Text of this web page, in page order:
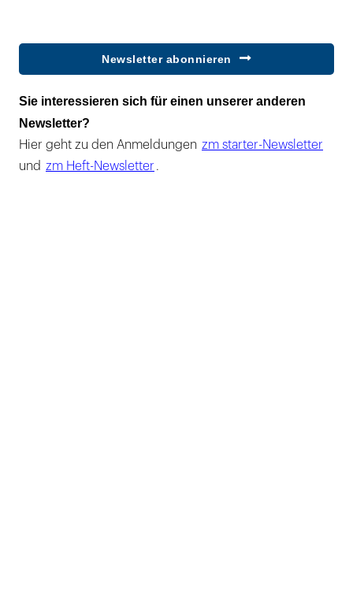
Newsletter abonnieren
Sie interessieren sich für einen unserer anderen
Newsletter?
Hier geht zu den Anmeldungen zm starter-Newsletter
und zm Heft-Newsletter .